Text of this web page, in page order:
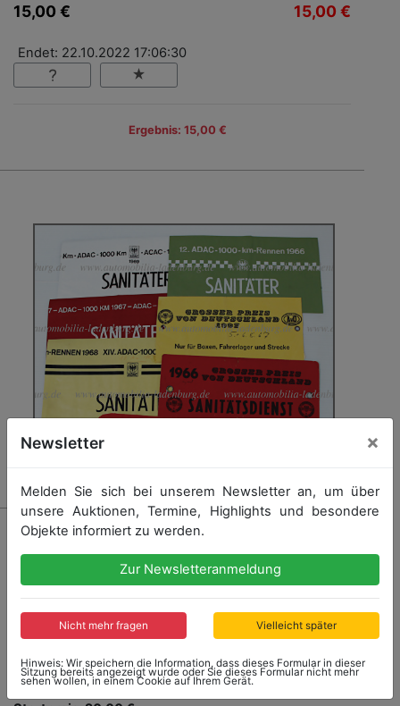
15,00 € 15,00 €
Endet: 22.10.2022 17:06:30
Ergebnis: 15,00 €
von Deutschland 1966; Organisation Großer Preis von
Deutschland 1968; Boxengasse und Lager Großer
Preis von Deutschland 1967; Sanitäter ADAC-
1000KM-Rennen 1966; Sanitäter ADAC 1000KM-
Rennen 1968; Sanitäter ADAC 1000KM-Rennen 1967:
Newsletter ×
Melden Sie sich bei unserem Newsletter an, um über
unsere Auktionen, Termine, Highlights und besondere
Objekte informiert zu werden.
Zur Newsletteranmeldung
Nicht mehr fragen Vielleicht später
Hinweis: Wir speichern die Information, dass dieses Formular in dieser
Sitzung bereits angezeigt wurde oder Sie dieses Formular nicht mehr
sehen wollen, in einem Cookie auf Ihrem Gerät.